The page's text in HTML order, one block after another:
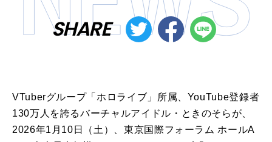
SHARE
VTuberグループ「ホロライブ」所属、YouTube登録者
130万人を誇るバーチャルアイドル・ときのそらが、
2026年1月10日（土）、東京国際フォーラム ホールA